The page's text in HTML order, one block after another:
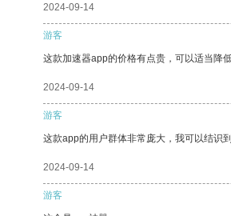
2024-09-14
游客
这款加速器app的价格有点贵，可以适当降
2024-09-14
游客
这款app的用户群体非常庞大，我可以结识
2024-09-14
游客